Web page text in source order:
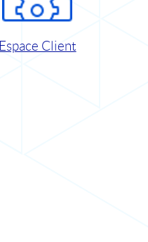
Espace Client